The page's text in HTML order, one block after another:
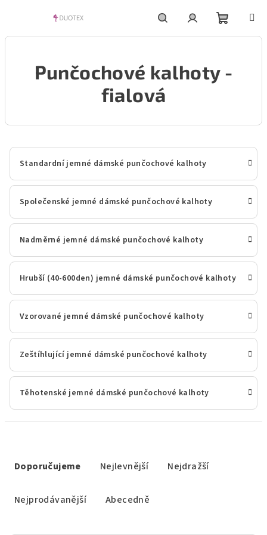
HledatPřihlášeníNákupní
košík
Punčochové kalhoty -
fialová
Standardní jemné dámské punčochové kalhoty
Společenské jemné dámské punčochové kalhoty
Nadměrné jemné dámské punčochové kalhoty
Hrubší (40-600den) jemné dámské punčochové kalhoty
Vzorované jemné dámské punčochové kalhoty
Zeštíhlující jemné dámské punčochové kalhoty
Těhotenské jemné dámské punčochové kalhoty
Doporučujeme Nejlevnější Nejdražší
Nejprodávanější Abecedně